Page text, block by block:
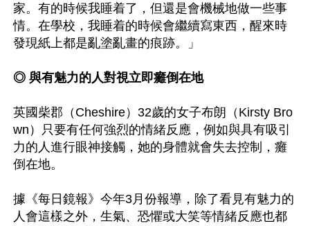
家。有的時候我睡着了，但還是會機械地做一些事
情。在學校，我睡着的時候會繼續寫東西，醒來時
發現紙上都是亂塗亂畫的痕跡。」
◎ 與有魅力的人對視立即癱倒在地
英國柴郡（Cheshire）32歲的女子布朗（Kirsty Bro
wn）只要有任何強烈的情緒反應，例如與具有吸引
力的人進行眼神接觸，她的身體就會失去控制，癱
倒在地。
據《每日鏡報》今年3月份報導，除了看見有魅力的
人會這樣之外，生氣、恐懼或大笑等情緒反應也都